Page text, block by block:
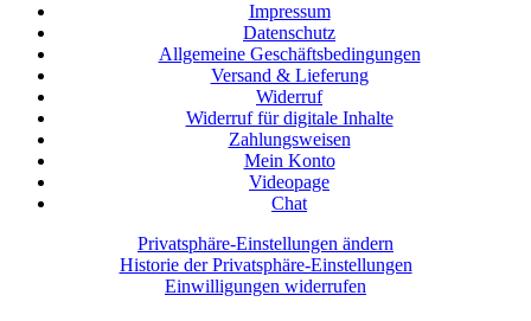
Impressum
Datenschutz
Allgemeine Geschäftsbedingungen
Versand & Lieferung
Widerruf
Widerruf für digitale Inhalte
Zahlungsweisen
Mein Konto
Videopage
Chat
Privatsphäre-Einstellungen ändern
Historie der Privatsphäre-Einstellungen
Einwilligungen widerrufen